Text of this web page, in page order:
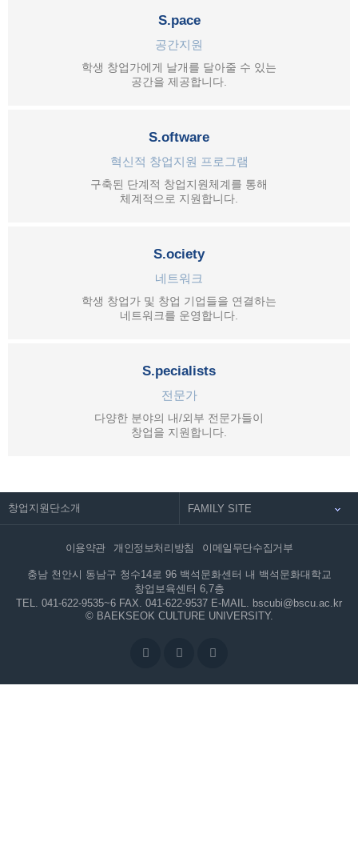
S.pace
공간지원
학생 창업가에게 날개를 달아줄 수 있는
공간을 제공합니다.
S.oftware
혁신적 창업지원 프로그램
구축된 단계적 창업지원체계를 통해
체계적으로 지원합니다.
S.ociety
네트워크
학생 창업가 및 창업 기업들을 연결하는
네트워크를 운영합니다.
S.pecialists
전문가
다양한 분야의 내/외부 전문가들이
창업을 지원합니다.
창업지원단소개
이용약관 개인정보처리방침 이메일무단수집거부
충남 천안시 동남구 청수14로 96 백석문화센터 내 백석문화대학교
창업보육센터 6,7층
TEL. 041-622-9535~6 FAX. 041-622-9537 E-MAIL. bscubi@bscu.ac.kr
© BAEKSEOK CULTURE UNIVERSITY.